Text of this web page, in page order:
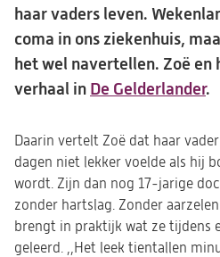
haar vaders leven.
coma in ons ziekenhuis,
het wel navertellen. Zoë en
verhaal in De Gelderlander.
Daarin vertelt Zoë dat haar
dagen niet lekker voelde als hij
wordt. Zijn dan nog 17-jarige
zonder hartslag. Zonder
brengt in praktijk wat ze tijdens
geleerd. ,,Het leek tientallen